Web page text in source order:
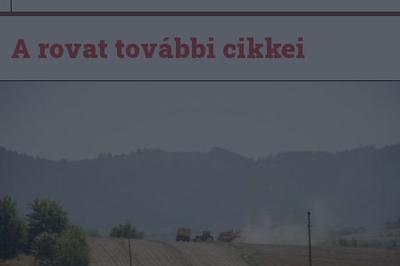
A rovat további cikkei